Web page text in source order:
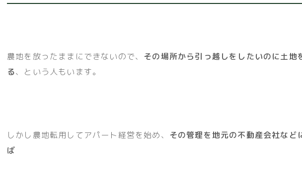
農地を放ったままにできないので、 その場所から引っ越しをしたいのに土地
る、という人もいます。
しかし農地転用してアパート経営を始め、 その管理を地元の不動産会社など
ば